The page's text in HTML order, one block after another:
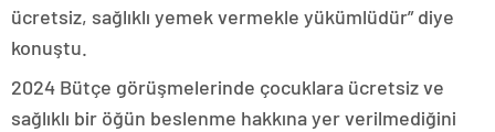
ücretsiz, sağlıklı yemek vermekle yükümlüdür” diye
konuştu.
2024 Bütçe görüşmelerinde çocuklara ücretsiz ve
sağlıklı bir öğün beslenme hakkına yer verilmediğini